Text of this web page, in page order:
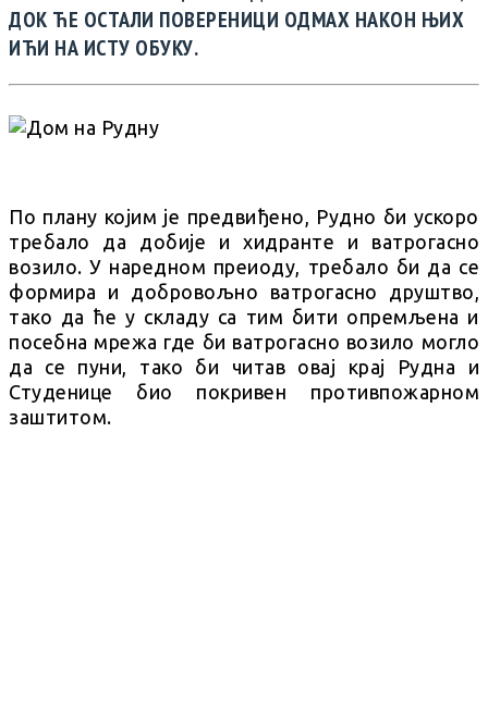
ДОК ЋЕ ОСТАЛИ ПОВЕРЕНИЦИ ОДМАХ НАКОН ЊИХ
ИЋИ НА ИСТУ ОБУКУ.
По плану којим је предвиђено, Рудно би ускоро
требало да добије и хидранте и ватрогасно
возило. У наредном преиоду, требало би да се
формира и добровољно ватрогасно друштво,
тако да ће у складу са тим бити опремљена и
посебна мрежа где би ватрогасно возило могло
да се пуни, тако би читав овај крај Рудна и
Студенице био покривен противпожарном
заштитом.